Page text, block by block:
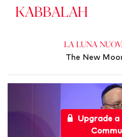
Kabbalah
La Luna
The New
Upgrade a